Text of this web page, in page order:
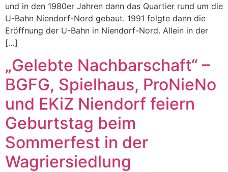
und in den 1980er Jahren dann das Quartier rund um die
U-Bahn Niendorf-Nord gebaut. 1991 folgte dann die
Eröffnung der U-Bahn in Niendorf-Nord. Allein in der
[…]
„Gelebte Nachbarschaft“ –
BGFG, Spielhaus, ProNieNo
und EKiZ Niendorf feiern
Geburtstag beim
Sommerfest in der
Wagriersiedlung